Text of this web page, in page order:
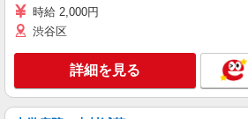
時給 2,000円
渋谷区
詳細を見る